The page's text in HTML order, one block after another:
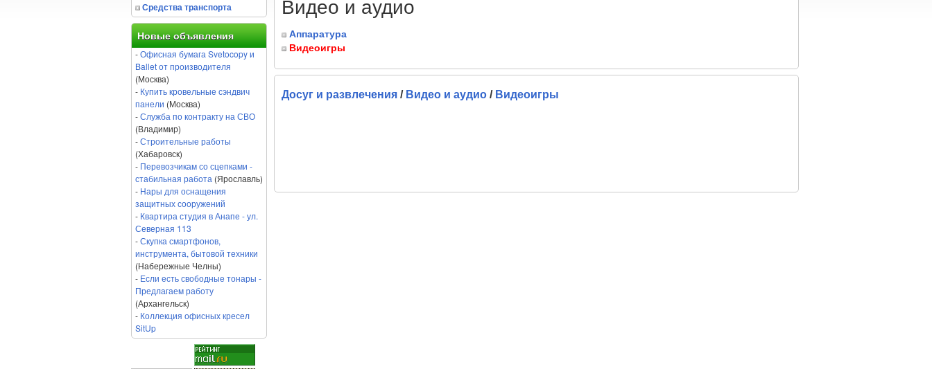
Средства транспорта
Новые объявления
-Офисная бумага Svetocopy и
Ballet от производителя
(Москва)
- Купить кровельные сэндвич
панели (Москва)
-Служба по контракту на СВО
(Владимир)
-Строительные работы
(Хабаровск)
- Перевозчикам со сцепками -
стабильная работа (Ярославль)
- Нары для оснащения
защитных сооружений
- Квартира студия в Анапе - ул.
Северная 113
-Скупка смартфонов,
инструмента, бытовой техники
(Набережные Челны)
- Если есть свободные тонары -
Предлагаем работу
(Архангельск)
- Коллекция офисных кресел
SitUp
Видео и аудио
Аппаратура
Видеоигры
Досуг и развлечения / Видео и аудио / Видеоигры